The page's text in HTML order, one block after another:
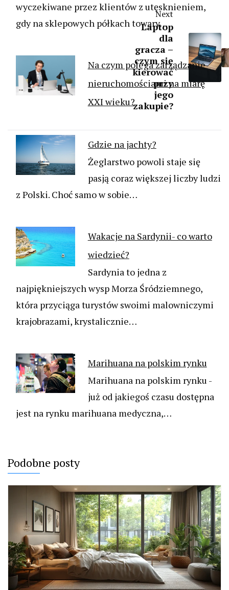
wyczekiwane przez klientów z utęsknieniem,
gdy na sklepowych półkach towary…
Na czym polega zarządzanie
nieruchomościami na miarę
XXI wieku?
Gdzie na jachty?
Żeglarstwo powoli staje się
pasją coraz większej liczby ludzi
z Polski. Choć samo w sobie…
Wakacje na Sardynii- co warto
wiedzieć?
Sardynia to jedna z
najpiękniejszych wysp Morza Śródziemnego,
która przyciąga turystów swoimi malowniczymi
krajobrazami, krystalicznie…
Marihuana na polskim rynku
Marihuana na polskim rynku -
już od jakiegoś czasu dostępna
jest na rynku marihuana medyczna,…
Next
Laptop
dla
gracza –
czym się
kierować
przy
jego
zakupie?
Podobne posty